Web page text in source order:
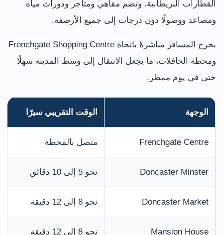
القطارات البريطانية، وتضم مقاهي ومتاجر ودورات مياه
ومصاعد ووصولًا دون درجات إلى جميع الأرصفة.
يخرج المسافر مباشرةً باتجاه Frenchgate Shopping Centre
ومحطة الحافلات، ما يجعل الانتقال إلى وسط المدينة سهلًا
حتى في يوم ممطر.
الوجهة الوقت التقريبي سيرًا
Frenchgate Centre متصل بالمحطة
Doncaster Minster نحو 5 إلى 10 دقائق
Doncaster Market نحو 8 إلى 12 دقيقة
Mansion House نحو 8 إلى 12 دقيقة